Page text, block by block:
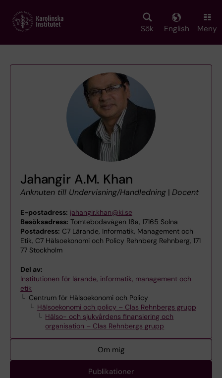
main
Sök English Meny
Jahangir A.M. Khan
Anknuten till Undervisning/Handledning | Docent
E-postadress: jahangir.khan@ki.se
Besöksadress: Tomtebodavägen 18a, 17165 Solna
Postadress: C7 Lärande, Informatik, Management och
Etik, C7 Hälsoekonomi och Policy Rehnberg Rehnberg, 171
77 Stockholm
Del av:
Institutionen för lärande, informatik, management och
etik
Centrum för Hälsoekonomi och Policy
Hälsoekonomi och policy – Clas Rehnbergs grupp
Hälso- och sjukvårdens finansiering och
organisation – Clas Rehnbergs grupp
Om mig
Publikationer